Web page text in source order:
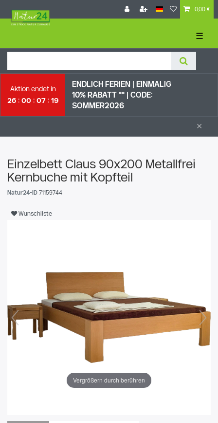
0,00 €
☰
Aktion endet in
26
00 07 18
ENDLICH FERIEN | EI NMALIG
10% RABATT ** | CODE:
SOMMER2026
×
Einzelbett Claus 90x200 Metallfrei
Kernbuche mit Kopfteil
Natur24-ID 71159744
Wunschliste
Vergrößern durch berühren